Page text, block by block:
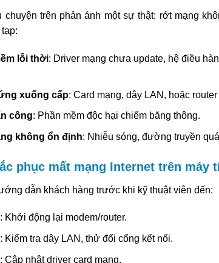
chuyện trên phản ánh một sự thật: rớt mạng
lỗi thời: Driver mạng chưa update, hệ điều
xuống cấp: Card mạng, dây LAN, hoặc
công: Phần mềm độc hại chiếm băng thông.
không ổn định: Nhiễu sóng, đường truyền
phục mất mạng Internet trên máy
dẫn khách hàng trước khi kỹ thuật viên đến:
: Khởi động lại modem/router.
: Kiểm tra dây LAN, thử đổi cổng kết nối.
: Cập nhật driver card mạng.